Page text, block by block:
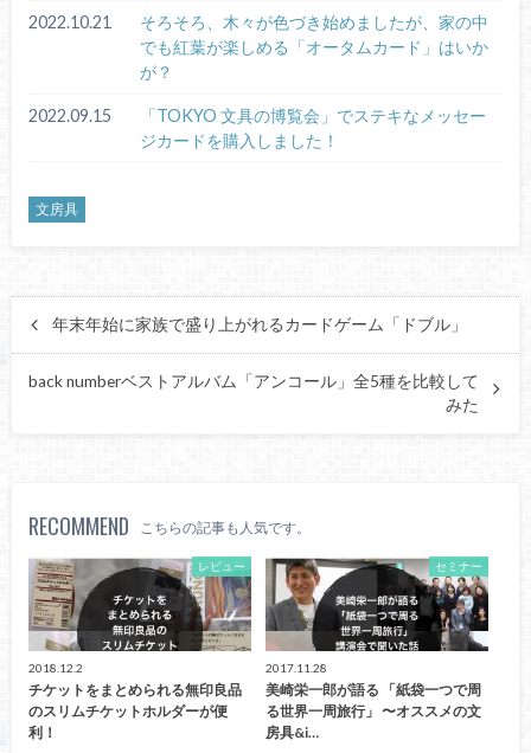
2022.10.21
そろそろ、木々が色づき始めましたが、家の中
でも紅葉が楽しめる「オータムカード」はいか
が？
2022.09.15
「TOKYO 文具の博覧会」でステキなメッセー
ジカードを購入しました！
文房具
年末年始に家族で盛り上がれるカードゲーム「ドブル」
back numberベストアルバム「アンコール」全5種を比較して
みた
RECOMMEND こちらの記事も人気です。
レビュー
2018.12.2
チケットをまとめられる無印良品
のスリムチケットホルダーが便
利！
セミナー
2017.11.28
美崎栄一郎が語る 「紙袋一つで周
る世界一周旅行」 〜オススメの文
房具&i…